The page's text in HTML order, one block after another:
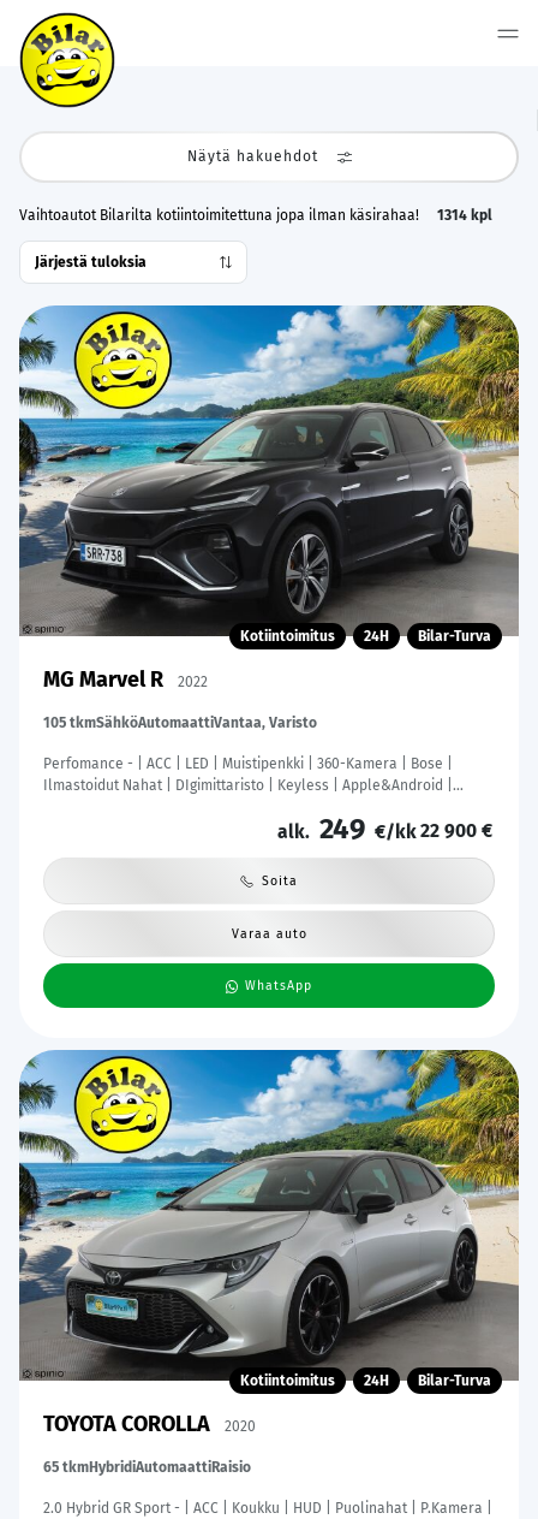
Näytä hakuehdot
Vaihtoautot Bilarilta kotiintoimitettuna jopa ilman käsirahaa! 1314 kpl
Kotiintoimitus 24H Bilar-Turva
MG Marvel R 2022
105 tkmSähköAutomaattiVantaa, Varisto
Perfomance - | ACC | LED | Muistipenkki | 360-Kamera | Bose |
Ilmastoidut Nahat | DIgimittaristo | Keyless | Apple&Android |
alk. 249 €/kk22 900 €
Soita
Varaa auto
WhatsApp
Kotiintoimitus 24H Bilar-Turva
TOYOTA COROLLA 2020
65 tkmHybridiAutomaattiRaisio
2.0 Hybrid GR Sport - | ACC | Koukku | HUD | Puolinahat | P.Kamera |